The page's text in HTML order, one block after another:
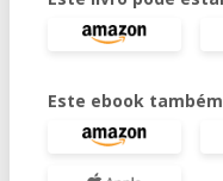
Este ebook